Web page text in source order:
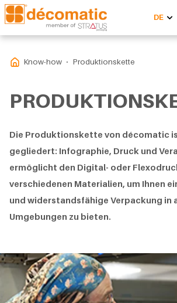
DE
Know-how Produktionskette
Die Produktionskette von décomatic
gegliedert: Infographie, Druck und
ermöglicht den Digital- oder
verschiedenen Materialien, um Ihnen
und widerstandsfähige Verpackung in
Umgebungen zu bieten.